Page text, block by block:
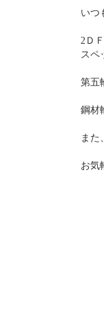
いつ
2Ｄ
スペ
第五
鋼材
また
お気